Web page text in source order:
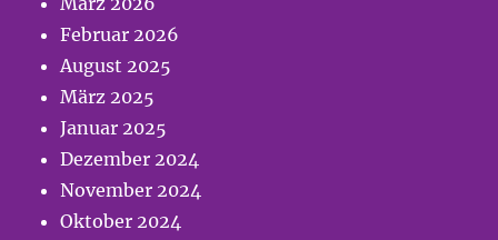
Februar 2026
August 2025
März 2025
Januar 2025
Dezember 2024
November 2024
Oktober 2024